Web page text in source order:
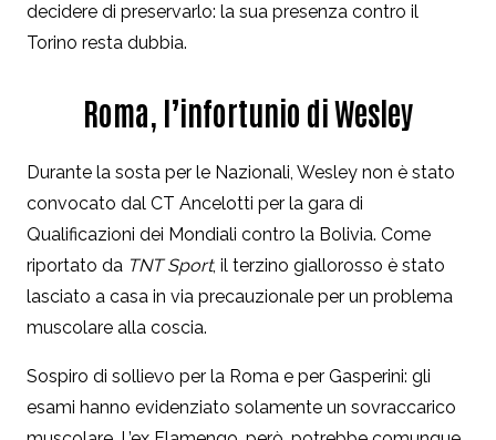
decidere di preservarlo: la sua presenza contro il
Torino resta dubbia.
Roma, l’infortunio di Wesley
Durante la sosta per le Nazionali, Wesley non è stato
convocato dal CT Ancelotti per la gara di
Qualificazioni dei Mondiali contro la Bolivia. Come
riportato da TNT Sport, il terzino giallorosso è stato
lasciato a casa in via precauzionale per un problema
muscolare alla coscia.
Sospiro di sollievo per la Roma e per Gasperini: gli
esami hanno evidenziato solamente un sovraccarico